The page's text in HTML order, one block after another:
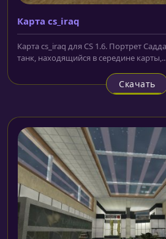
Карта cs_iraq
Карта cs_iraq для CS 1.6. Портрет
танк, находящийся в середине
Скачать